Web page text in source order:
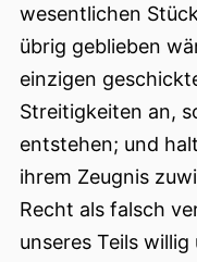
wesentlichen
übrig geblieben
einzigen
Streitigkeiten an,
entstehen; und
ihrem Zeugnis
Recht als falsch
unseres Teils